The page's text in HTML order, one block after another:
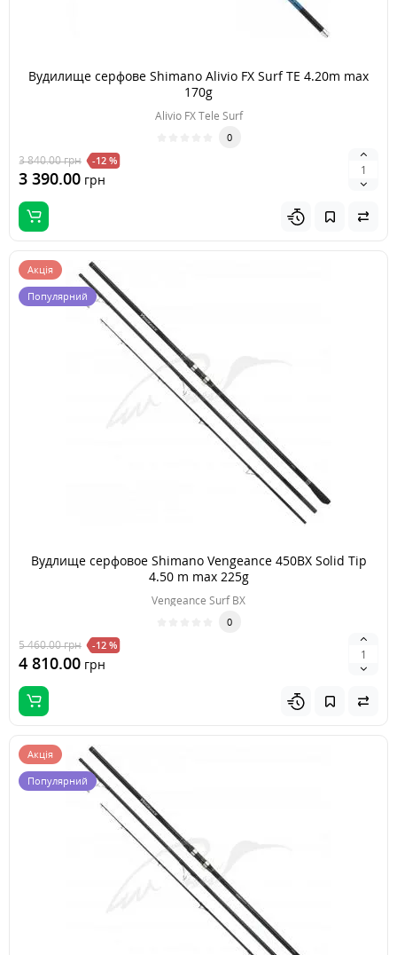
Вудилище серфове Shimano Alivio FX Surf TE 4.20m max
170g
Alivio FX Tele Surf
0
3 840.00грн -12 %
3 390.00 грн
Акція
Популярний
Вудлище серфовое Shimano Vengeance 450BX Solid Tip
4.50 m max 225g
Vengeance Surf BX
0
5 460.00грн -12 %
4 810.00 грн
Акція
Популярний